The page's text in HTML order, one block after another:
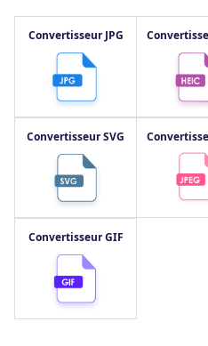
Convertisseur JPG
Convertisseur SVG
Convertisseur GIF